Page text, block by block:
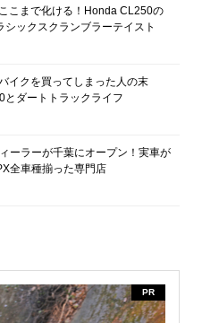
こまで化ける！Honda CL250の
ックスクランブラーテイスト
イクを買ってしまった人の末
ダートトラックライフ
ーラーが千葉にオープン！実車が
全車種揃った専門店
PR